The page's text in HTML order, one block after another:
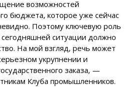
возможностей
бюджета, которое уже сейчас
Поэтому ключевую роль
сегодняшней ситуации должно
На мой взгляд, речь может
укрупнении и
заказа, —
Клуба промышленников.